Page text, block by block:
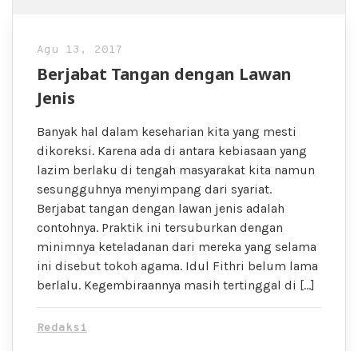
Agu 13, 2017
Berjabat Tangan dengan Lawan
Jenis
Banyak hal dalam keseharian kita yang mesti
dikoreksi. Karena ada di antara kebiasaan yang
lazim berlaku di tengah masyarakat kita namun
sesungguhnya menyimpang dari syariat.
Berjabat tangan dengan lawan jenis adalah
contohnya. Praktik ini tersuburkan dengan
minimnya keteladanan dari mereka yang selama
ini disebut tokoh agama. Idul Fithri belum lama
berlalu. Kegembiraannya masih tertinggal di […]
Redaksi